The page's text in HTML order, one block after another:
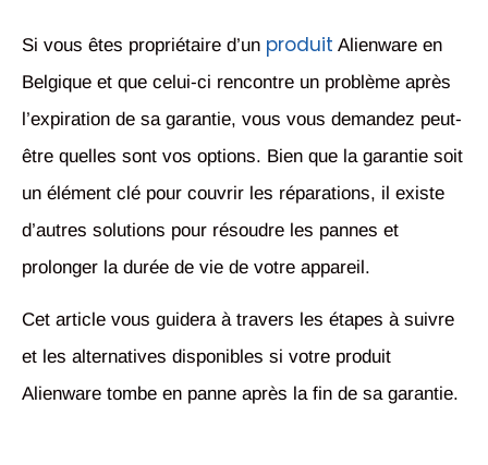
Si vous êtes propriétaire d’un produit Alienware en
Belgique et que celui-ci rencontre un problème après
l’expiration de sa garantie, vous vous demandez peut-
être quelles sont vos options. Bien que la garantie soit
un élément clé pour couvrir les réparations, il existe
d’autres solutions pour résoudre les pannes et
prolonger la durée de vie de votre appareil.
Cet article vous guidera à travers les étapes à suivre
et les alternatives disponibles si votre produit
Alienware tombe en panne après la fin de sa garantie.